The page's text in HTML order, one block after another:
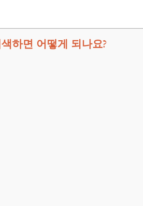
하면 어떻게 되나요?